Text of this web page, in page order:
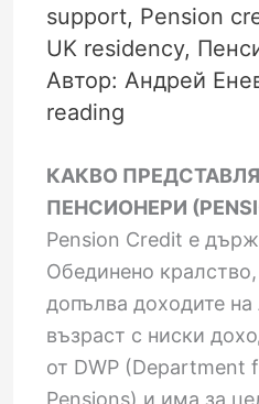
support, Pension
UK residency,
Автор: Андрей
reading
КАКВО
ПЕНСИОНЕРИ
Pension Credit е
Обединено
допълва доходите
възраст с ниски
от DWP (Department
Pensions) и има за